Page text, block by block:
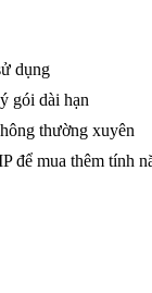
dụng
gói dài hạn
thường xuyên
để mua thêm tính